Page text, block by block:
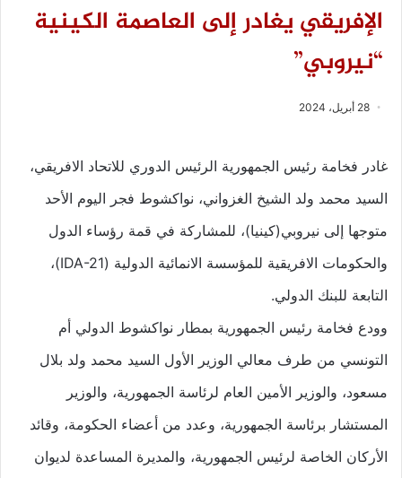
الإفريقي يغادر إلى العاصمة الكينية
“نيروبي”
28 أبريل، 2024
غادر فخامة رئيس الجمهورية الرئيس الدوري للاتحاد الافريقي،
السيد محمد ولد الشيخ الغزواني، نواكشوط فجر اليوم الأحد
متوجها إلى نيروبي(كينيا)، للمشاركة في قمة رؤساء الدول
والحكومات الافريقية للمؤسسة الانمائية الدولية (IDA-21)،
التابعة للبنك الدولي.
وودع فخامة رئيس الجمهورية بمطار نواكشوط الدولي أم
التونسي من طرف معالي الوزير الأول السيد محمد ولد بلال
مسعود، والوزير الأمين العام لرئاسة الجمهورية، والوزير
المستشار برئاسة الجمهورية، وعدد من أعضاء الحكومة، وقائد
الأركان الخاصة لرئيس الجمهورية، والمديرة المساعدة لديوان